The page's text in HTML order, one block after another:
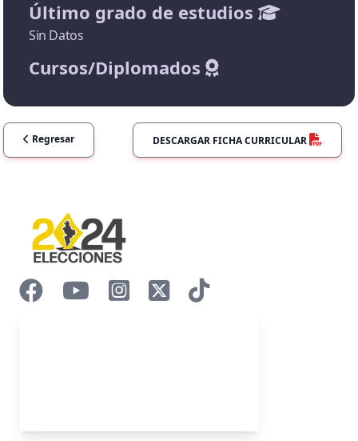
Último grado de estudios
Sin Datos
Cursos/Diplomados
Regresar DESCARGAR FICHA CURRICULAR